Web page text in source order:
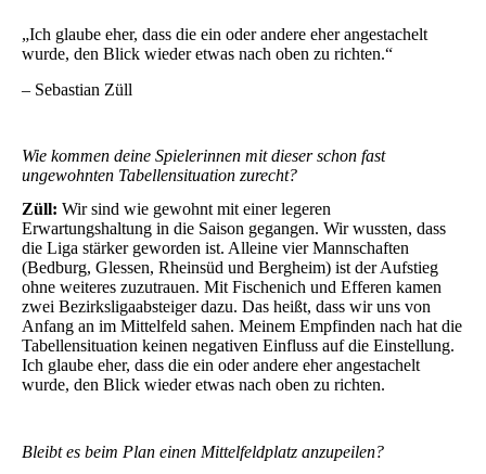
„Ich glaube eher, dass die ein oder andere eher angestachelt
wurde, den Blick wieder etwas nach oben zu richten.“
– Sebastian Züll
Wie kommen deine Spielerinnen mit dieser schon fast
ungewohnten Tabellensituation zurecht?
Züll: Wir sind wie gewohnt mit einer legeren
Erwartungshaltung in die Saison gegangen. Wir wussten, dass
die Liga stärker geworden ist. Alleine vier Mannschaften
(Bedburg, Glessen, Rheinsüd und Bergheim) ist der Aufstieg
ohne weiteres zuzutrauen. Mit Fischenich und Efferen kamen
zwei Bezirksligaabsteiger dazu. Das heißt, dass wir uns von
Anfang an im Mittelfeld sahen. Meinem Empfinden nach hat die
Tabellensituation keinen negativen Einfluss auf die Einstellung.
Ich glaube eher, dass die ein oder andere eher angestachelt
wurde, den Blick wieder etwas nach oben zu richten.
Bleibt es beim Plan einen Mittelfeldplatz anzupeilen?